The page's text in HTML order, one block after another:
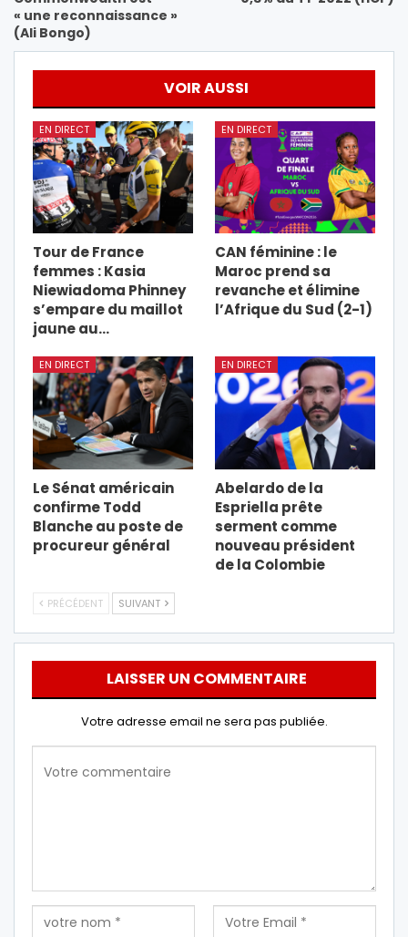
« une reconnaissance »
(Ali Bongo)
VOIR AUSSI
EN DIRECT
Tour de France
femmes : Kasia
Niewiadoma Phinney
s’empare du maillot
jaune au…
EN DIRECT
CAN féminine : le
Maroc prend sa
revanche et élimine
l’Afrique du Sud (2-1)
EN DIRECT
Le Sénat américain
confirme Todd
Blanche au poste de
procureur général
EN DIRECT
Abelardo de la
Espriella prête
serment comme
nouveau président
de la Colombie
PRÉCÉDENT SUIVANT
LAISSER UN COMMENTAIRE
Votre adresse email ne sera pas publiée.